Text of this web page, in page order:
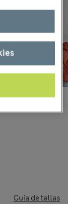
Guía de tallas